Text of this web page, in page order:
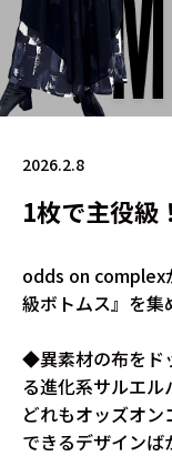
2026.2.8
1枚で主役級
odds on complex
級ボトムス』を集
◆異素材の布をド
る進化系サルエル
どれもオッズオ
できるデザインば